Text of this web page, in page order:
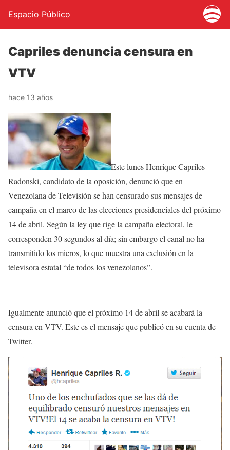
Espacio Público
Capriles denuncia censura en
VTV
hace 13 años
Este lunes Henrique Capriles
Radonski, candidato de la oposición, denunció que en
Venezolana de Televisión se han censurado sus mensajes de
campaña en el marco de las elecciones presidenciales del próximo
14 de abril. Según la ley que rige la campaña electoral, le
corresponden 30 segundos al día; sin embargo el canal no ha
transmitido los micros, lo que muestra una exclusión en la
televisora estatal “de todos los venezolanos”.
Igualmente anunció que el próximo 14 de abril se acabará la
censura en VTV. Este es el mensaje que publicó en su cuenta de
Twitter.